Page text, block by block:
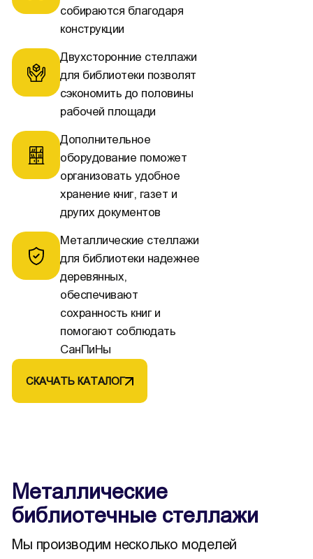
собираются благодаря
конструкции
Двухсторонние стеллажи
для библиотеки позволят
сэкономить до половины
рабочей площади
Дополнительное
оборудование поможет
организовать удобное
хранение книг, газет и
других документов
Металлические стеллажи
для библиотеки надежнее
деревянных,
обеспечивают
сохранность книг и
помогают соблюдать
СанПиНы
СКАЧАТЬ КАТАЛОГ
Металлические
библиотечные стеллажи
Мы производим несколько моделей